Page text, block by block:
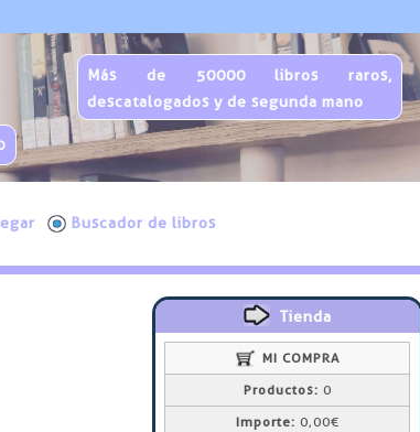
Más de 50000 libros raros,
descatalogados y de segunda mano
Buscador de libros
Tienda
MI COMPRA
Productos: 0
Importe: 0,00€